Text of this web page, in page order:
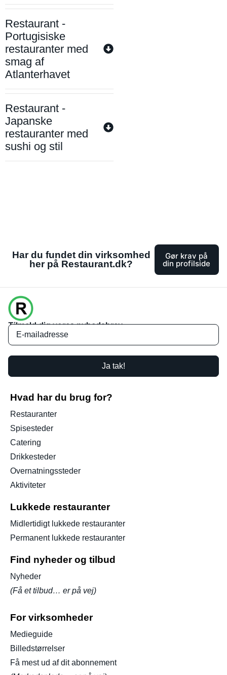
Restaurant -
Portugisiske
restauranter med
smag af
Atlanterhavet
Restaurant -
Japanske
restauranter med
sushi og stil
Har du fundet din virksomhed
her på Restaurant.dk?
Gør krav på
din profilside
Tilmeld dig vores nyhedsbrev
Ja tak!
Hvad har du brug for?
Restauranter
Spisesteder
Catering
Drikkesteder
Overnatningssteder
Aktiviteter
Lukkede restauranter
Midlertidigt lukkede restauranter
Permanent lukkede restauranter
Find nyheder og tilbud
Nyheder
(Få et tilbud… er på vej)
For virksomheder
Medieguide
Billedstørrelser
Få mest ud af dit abonnement